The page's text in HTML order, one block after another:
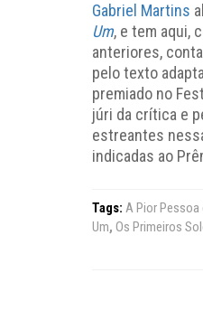
Gabriel Martins
Um, e tem aqui,
anteriores,
pelo texto
premiado no
júri da crítica e
estreantes
indicadas ao
Tags: A Pior Pessoa
Um, Os Primeiros